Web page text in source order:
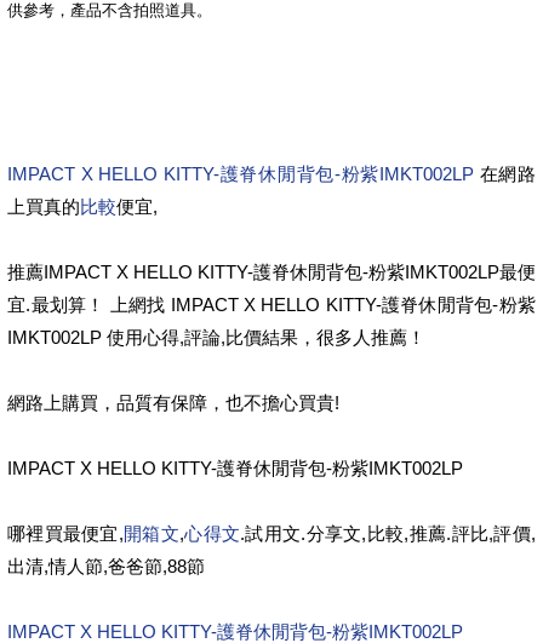
供參考，產品不含拍照道具。
IMPACT X HELLO KITTY-護脊休閒背包-粉紫IMKT002LP在網路
上買真的比較便宜,
推薦IMPACT X HELLO KITTY-護脊休閒背包-粉紫IMKT002LP最便
宜.最划算！ 上網找 IMPACT X HELLO KITTY-護脊休閒背包-粉紫
IMKT002LP 使用心得,評論,比價結果，很多人推薦！
網路上購買，品質有保障，也不擔心買貴!
IMPACT X HELLO KITTY-護脊休閒背包-粉紫IMKT002LP
哪裡買最便宜,開箱文,心得文.試用文.分享文,比較,推薦.評比,評價,
出清,情人節,爸爸節,88節
IMPACT X HELLO KITTY-護脊休閒背包-粉紫IMKT002LP